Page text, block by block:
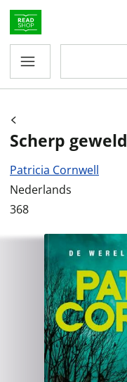
Scherp geweld
Patricia Cornwell
Nederlands
368